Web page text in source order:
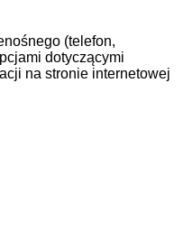
(telefon,
dotyczącymi
na stronie internetowej